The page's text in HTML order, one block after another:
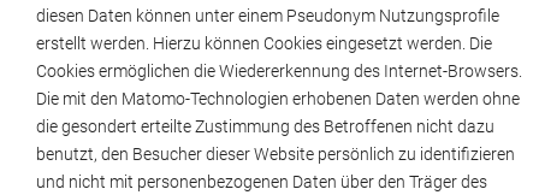
diesen Daten können unter einem Pseudonym Nutzungsprofile
erstellt werden. Hierzu können Cookies eingesetzt werden. Die
Cookies ermöglichen die Wiedererkennung des Internet-Browsers.
Die mit den Matomo-Technologien erhobenen Daten werden ohne
die gesondert erteilte Zustimmung des Betroffenen nicht dazu
benutzt, den Besucher dieser Website persönlich zu identifizieren
und nicht mit personenbezogenen Daten über den Träger des